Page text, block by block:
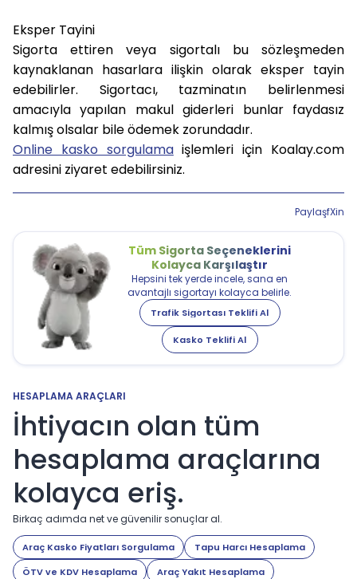
Eksper Tayini
Sigorta ettiren veya sigortalı bu sözleşmeden
kaynaklanan hasarlara ilişkin olarak eksper tayin
edebilirler. Sigortacı, tazminatın belirlenmesi
amacıyla yapılan makul giderleri bunlar faydasız
kalmış olsalar bile ödemek zorundadır.
Online kasko sorgulamaişlemleri için Koalay.com
adresini ziyaret edebilirsiniz.
PaylaşfXin
Tüm Sigorta Seçeneklerini
Kolayca Karşılaştır
Hepsini tek yerde incele, sana en
avantajlı sigortayı kolayca belirle.
Trafik Sigortası Teklifi Al
Kasko Teklifi Al
HESAPLAMA ARAÇLARI
İhtiyacın olan tüm
hesaplama araçlarına
kolayca eriş.
Birkaç adımda net ve güvenilir sonuçlar al.
Araç Kasko Fiyatları Sorgulama
Tapu Harcı Hesaplama
ÖTV ve KDV Hesaplama
Araç Yakıt Hesaplama